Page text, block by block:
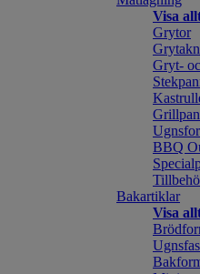
Visa
Grytor
Gryt-
BBQ
Bakartiklar
Visa